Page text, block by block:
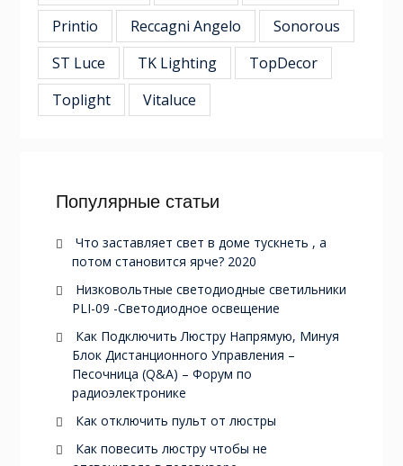
Printio
Reccagni Angelo
Sonorous
ST Luce
TK Lighting
TopDecor
Toplight
Vitaluce
Популярные статьи
Что заставляет свет в доме тускнеть , а
потом становится ярче? 2020
Низковольтные светодиодные светильники
PLI-09 -Светодиодное освещение
Как Подключить Люстру Напрямую, Минуя
Блок Дистанционного Управления –
Песочница (Q&A) – Форум по
радиоэлектронике
Как отключить пульт от люстры
Как повесить люстру чтобы не